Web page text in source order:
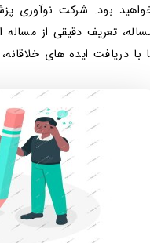
بود. شرکت نوآوری
تعریف دقیقی از
با دریافت ایده های